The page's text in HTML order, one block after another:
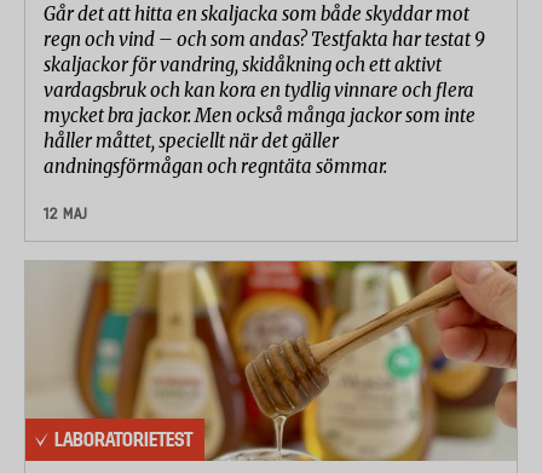
Går det att hitta en skaljacka som både skyddar mot
regn och vind – och som andas? Testfakta har testat 9
skaljackor för vandring, skidåkning och ett aktivt
vardagsbruk och kan kora en tydlig vinnare och flera
mycket bra jackor. Men också många jackor som inte
håller måttet, speciellt när det gäller
andningsförmågan och regntäta sömmar.
12 MAJ
LABORATORIETEST